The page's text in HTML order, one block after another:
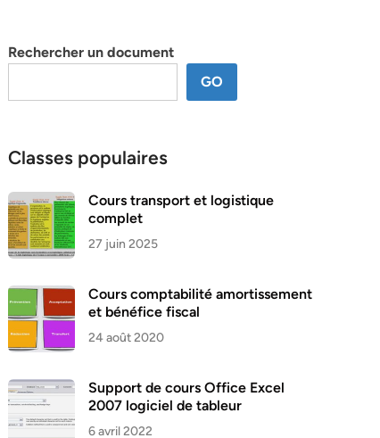
Rechercher un document
GO
Classes populaires
Cours transport et logistique
complet
27 juin 2025
Cours comptabilité amortissement
et bénéfice fiscal
24 août 2020
Support de cours Office Excel
2007 logiciel de tableur
6 avril 2022